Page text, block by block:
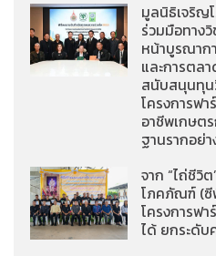
มูลนิธิเจริญ
ร่วมมือทาง
หน้าบูรณาก
และการตล
สนับสนุนทุน
โครงการฟ
อาชีพเกษต
ฐานรากอย่
จาก “ไถ่ชีวิ
โภคภัณฑ์ (ซี
โครงการฟ
ได้ ยกระดั